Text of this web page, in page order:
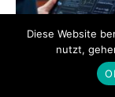
Diese Website
nutzt,